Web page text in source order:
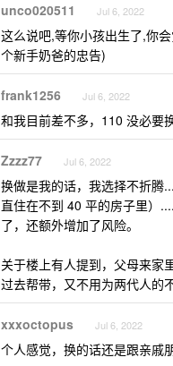
unco020511 Jul 6, 2022
这么说吧,等你小孩出生了,你
个新手奶爸的忠告)
frank1256 Jul 6, 2022
和我目前差不多，110 没必要换
Zzzz77 Jul 6, 2022
换做是我的话，我选择不折腾
直住在不到 40 平的房子里）
了，还额外增加了风险。
关于楼上有人提到，父母来家
过去帮带，又不用为两代人的
xxxoctopus Jul 6, 2022
个人感觉，换的话还是跟亲戚